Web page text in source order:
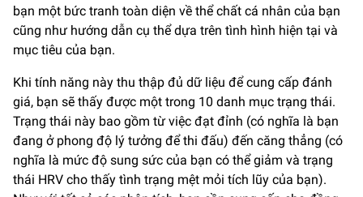
bạn một bức tranh toàn diện về thể chất cá nhân của bạn
cũng như hướng dẫn cụ thể dựa trên tình hình hiện tại và
mục tiêu của bạn.
Khi tính năng này thu thập đủ dữ liệu để cung cấp đánh
giá, bạn sẽ thấy được một trong 10 danh mục trạng thái.
Trạng thái này bao gồm từ việc đạt đỉnh (có nghĩa là bạn
đang ở phong độ lý tưởng để thi đấu) đến căng thẳng (có
nghĩa là mức độ sung sức của bạn có thể giảm và trạng
thái HRV cho thấy tình trạng mệt mỏi tích lũy của bạn).